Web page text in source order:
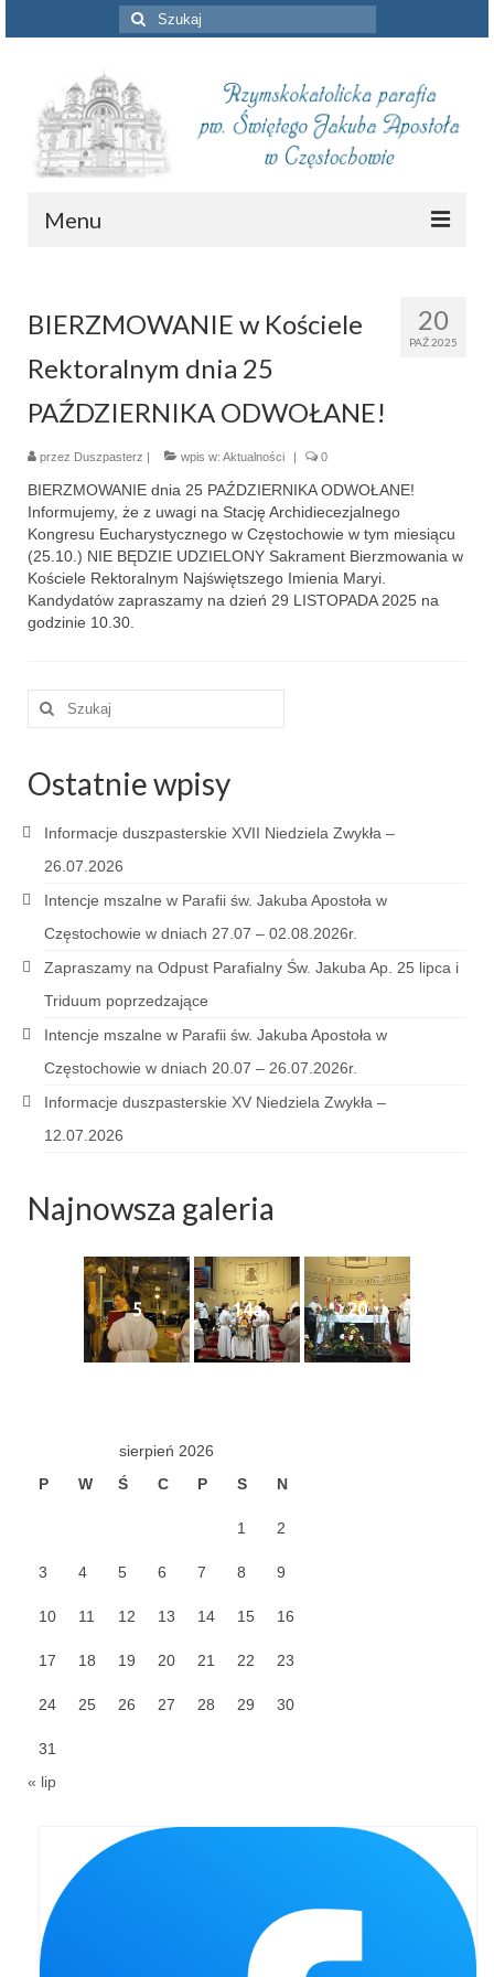
Szuklaj
w:
Menu
Intencje mszalne
Informacje duszpasterskie
Piszą o nas
Remont kościoła
Parafia
Historia
Duszpasterze
Kościół Rektoracki
Vademecum
Wspólnoty parafialne
Katecheza parafialna
Niezbędnik Katolika
Pracownicy
e-Katolik
Nabożeństwa
Nabożeństwa różne
Pogrzeb katolicki
Sakrament chrztu
Sakrament eucharystii
Sakrament bierzmowania
Sakrament pojednania
Sakrament kapłaństwa
Pożegnanie Ks. Mateusza 29.06.2025
Zakończenie Oktawy Bożego Ciała
20
PAŹ 2025
BIERZMOWANIE w Kościele
Rektoralnym dnia 25
PAŹDZIERNIKA ODWOŁANE!
przez Duszpasterz wpis w: Aktualności 0
BIERZMOWANIE dnia 25 PAŹDZIERNIKA ODWOŁANE!
Informujemy, że z uwagi na Stację Archidiecezjalnego
Kongresu Eucharystycznego w Częstochowie w tym miesiącu
(25.10.) NIE BĘDZIE UDZIELONY Sakrament Bierzmowania w
Kościele Rektoralnym Najświętszego Imienia Maryi.
Kandydatów zapraszamy na dzień 29 LISTOPADA 2025 na
godzinie 10.30.
Szuklaj
Ostatnie wpisy
Informacje duszpasterskie XVII Niedziela Zwykła –
26.07.2026
Intencje mszalne w Parafii św. Jakuba Apostoła w
Częstochowie w dniach 27.07 – 02.08.2026r.
Zapraszamy na Odpust Parafialny Św. Jakuba Ap. 25 lipca i
Triduum poprzedzające
Intencje mszalne w Parafii św. Jakuba Apostoła w
Częstochowie w dniach 20.07 – 26.07.2026r.
Informacje duszpasterskie XV Niedziela Zwykła –
12.07.2026
Najnowsza galeria
5 14a 20
sierpień 2026
P
W Ś C P S N
1 2
3 4 5 6 7 8 9
10 11 12 13 14 15 16
17 18 19 20 21 22 23
24 25 26 27 28 29 30
31
« lip